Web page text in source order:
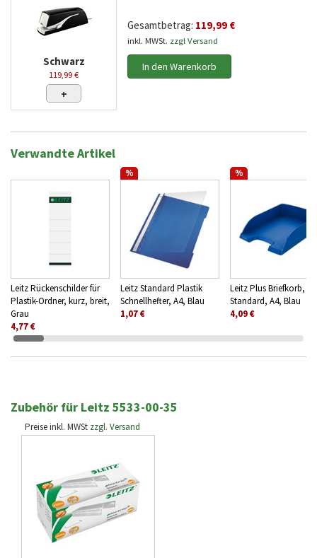
Schwarz
119,99 €
+
Gesamtbetrag: 119,99 €
inkl. MWSt. zzgl Versand
In den Warenkorb
Verwandte Artikel
Leitz Rückenschilder für
Plastik-Ordner, kurz, breit,
Grau
4,77 €
%
Leitz Standard Plastik
Schnellhefter, A4, Blau
1,07 €
%
Leitz Plus Briefkorb,
Standard, A4, Blau
4,09 €
Zubehör für Leitz 5533-00-35
Preise inkl. MWSt zzgl. Versand